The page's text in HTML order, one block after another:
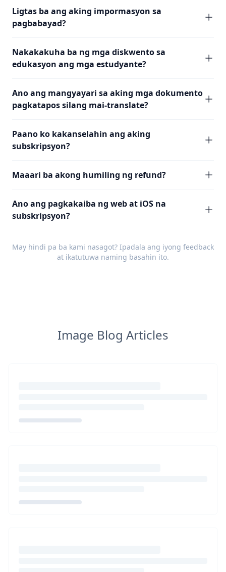
Ligtas ba ang aking impormasyon sa
pagbabayad?
Nakakakuha ba ng mga diskwento sa
edukasyon ang mga estudyante?
Ano ang mangyayari sa aking mga dokumento
pagkatapos silang mai-translate?
Paano ko kakanselahin ang aking
subskripsyon?
Maaari ba akong humiling ng refund?
Ano ang pagkakaiba ng web at iOS na
subskripsyon?
May hindi pa ba kami nasagot? Ipadala ang iyong feedback
at ikatutuwa naming basahin ito.
Image Blog Articles